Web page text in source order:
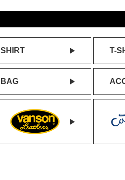
SHIRT T-
BAG